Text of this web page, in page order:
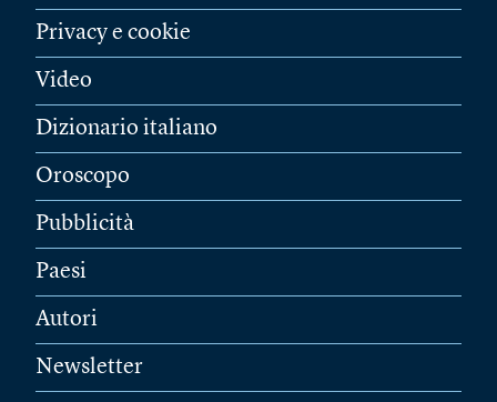
Privacy e cookie
Video
Dizionario italiano
Oroscopo
Pubblicità
Paesi
Autori
Newsletter